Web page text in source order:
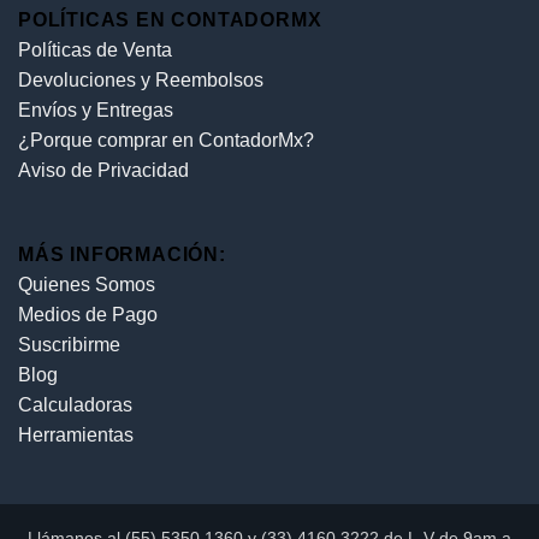
POLÍTICAS EN CONTADORMX
Políticas de Venta
Devoluciones y Reembolsos
Envíos y Entregas
¿Porque comprar en ContadorMx?
Aviso de Privacidad
MÁS INFORMACIÓN:
Quienes Somos
Medios de Pago
Suscribirme
Blog
Calculadoras
Herramientas